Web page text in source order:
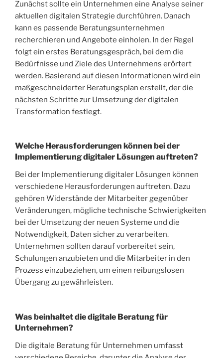
Zunächst sollte ein Unternehmen eine Analyse seiner
aktuellen digitalen Strategie durchführen. Danach
kann es passende Beratungsunternehmen
recherchieren und Angebote einholen. In der Regel
folgt ein erstes Beratungsgespräch, bei dem die
Bedürfnisse und Ziele des Unternehmens erörtert
werden. Basierend auf diesen Informationen wird ein
maßgeschneiderter Beratungsplan erstellt, der die
nächsten Schritte zur Umsetzung der digitalen
Transformation festlegt.
Welche Herausforderungen können bei der
Implementierung digitaler Lösungen auftreten?
Bei der Implementierung digitaler Lösungen können
verschiedene Herausforderungen auftreten. Dazu
gehören Widerstände der Mitarbeiter gegenüber
Veränderungen, mögliche technische Schwierigkeiten
bei der Umsetzung der neuen Systeme und die
Notwendigkeit, Daten sicher zu verarbeiten.
Unternehmen sollten darauf vorbereitet sein,
Schulungen anzubieten und die Mitarbeiter in den
Prozess einzubeziehen, um einen reibungslosen
Übergang zu gewährleisten.
Was beinhaltet die digitale Beratung für
Unternehmen?
Die digitale Beratung für Unternehmen umfasst